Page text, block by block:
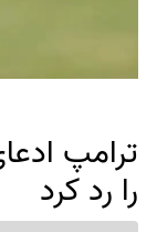
ترامپ
را رد کرد